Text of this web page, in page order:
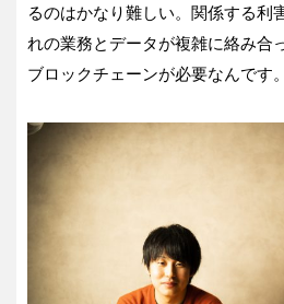
るのはかなり難しい。関係する利
れの業務とデータが複雑に絡み合
ブロックチェーンが必要なんです。